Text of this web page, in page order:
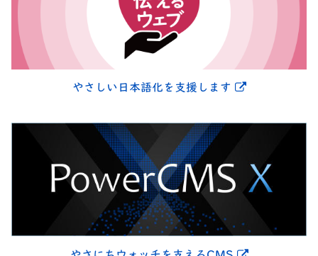
やさしい日本語化を支援します 別ウィンドウ
別ウィンド